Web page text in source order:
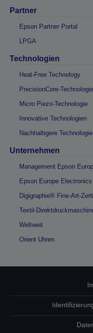
Partner
Epson Partner Portal
LPGA
Technologien
Heat-Free Technology
PrecisionCore-Technologie
Micro Piezo-Technologie
Innovative Technologien
Nachhaltigere
Unternehmen
Management Epson
Epson Europe Electronics
Digigraphie® Fine-Art-
Textil-
Weltweit
Orient Uhren